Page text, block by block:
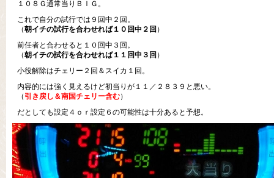
１０８Ｇ通常当りＢＩＧ。
これで自分の試行では９回中２回。
（朝イチの試行を合わせれば１０回中２回 ）
前任者と合わせると１０回中３回。
（朝イチの試行を合わせれば１１回中３回 ）
小役解除はチェリー２回＆スイカ１回。
内容的には強く見えるけど初当りが１１／２８３９と悪い。
（ 引き戻し＆南国チェリー含む）
だとしても設定４ｏｒ設定６の可能性は十分あると予想。